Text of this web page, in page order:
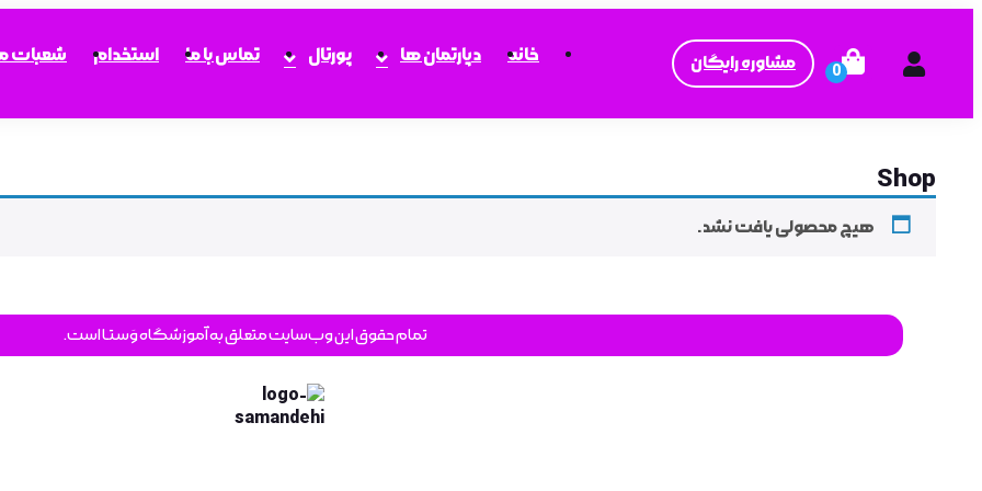
خانه دپارتمان ها پورتال تماس با ما استخدام شعبات مشاوره رایگان
Shop
هیچ محصولی یافت نشد.
تمام حقوق این وب‌سایت متعلق به آموزشگاه وَستـا است.